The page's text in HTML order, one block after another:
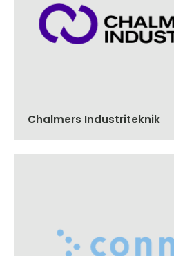
Chalmers Industriteknik